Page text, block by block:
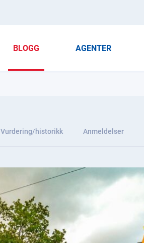
BLOGG AGENTER
Vurdering/historikk Anmeldelser